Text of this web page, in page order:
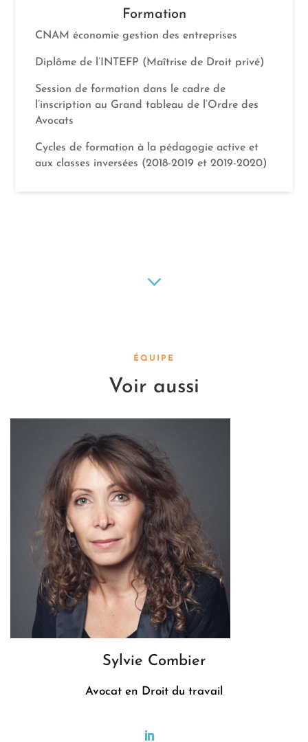
Formation
CNAM économie gestion des entreprises
Diplôme de l’INTEFP (Maîtrise de Droit privé)
Session de formation dans le cadre de
l’inscription au Grand tableau de l’Ordre des
Avocats
Cycles de formation à la pédagogie active et
aux classes inversées (2018-2019 et 2019-2020)
3
ÉQUIPE
Voir aussi
Sylvie Combier
Avocat en Droit du travail